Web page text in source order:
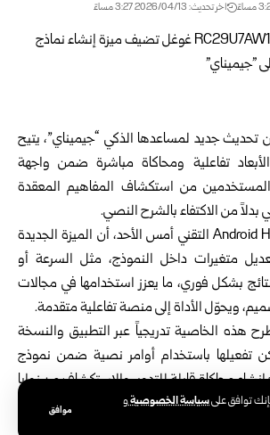
توافق علىسياسة الخصوصيةو
موافق
اخر تحديث: 2026/04/13 3:27 مساءً
جديد لمساعدها الذكي “جيميناي”، يتيح
تفاعلية ومحاكاة مباشرة ضمن واجهة
المستخدمين من استكشاف المفاهيم المعقدة
من الاكتفاء بالشرح النصي.
وذكر موقع Android Headlines التقني أمس الأحد، أن الميزة الجديدة
متغيرات داخل النموذج، مثل السرعة أو
بشكل فوري، ما يعزز استخدامها في مجالات
ويحوّل الأداة إلى منصة تفاعلية متقدمة.
هذه الخاصية تدريجياً عبر التطبيق والنسخة
تفعيلها باستخدام أوامر نصية ضمن نموذج
إنشاء محاكاة قابلة للتدوير والاستكشاف من زوايا
إطار المنافسة المتسارعة في مجال الذكاء